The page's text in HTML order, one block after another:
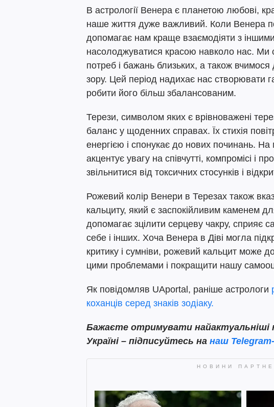
В астрології Венера є планетою любові,
наше життя дуже важливий. Коли Венера
допомагає нам краще взаємодіяти з
насолоджуватися красою навколо нас. Ми
потреб і бажань близьких, а також вчимося
зору. Цей період надихає нас створювати
робити його більш збалансованим.
Терези, символом яких є врівноважені
баланс у щоденних справах. Їх стихія
енергією і спонукає до нових починань. На
акцентує увагу на співчутті, компромісі і
звільнитися від токсичних стосунків і
Рожевий колір Венери в Терезах також
кальциту, який є заспокійливим каменем
допомагає зцілити серцеву чакру, сприяє
себе і інших. Хоча Венера в Діві могла
критику і сумніви, рожевий кальцит може
цими проблемами і покращити нашу
Як повідомляв UAportal, раніше астрологи
коханців серед знаків зодіаку.
Бажаєте отримувати найактуальніші
Україні – підписуйтесь на наш